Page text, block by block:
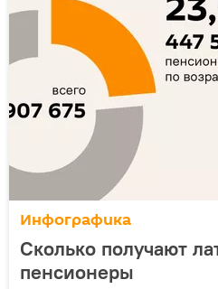
Инфографика
Сколько получают
пенсионеры